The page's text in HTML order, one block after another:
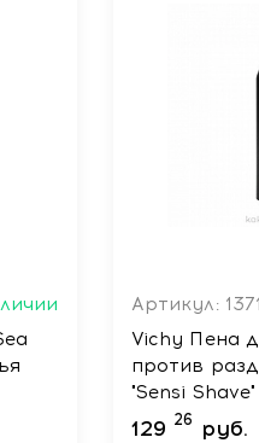
Артикул:
Vichy Пена
против
"Sensi
200 мл
129 26 руб.